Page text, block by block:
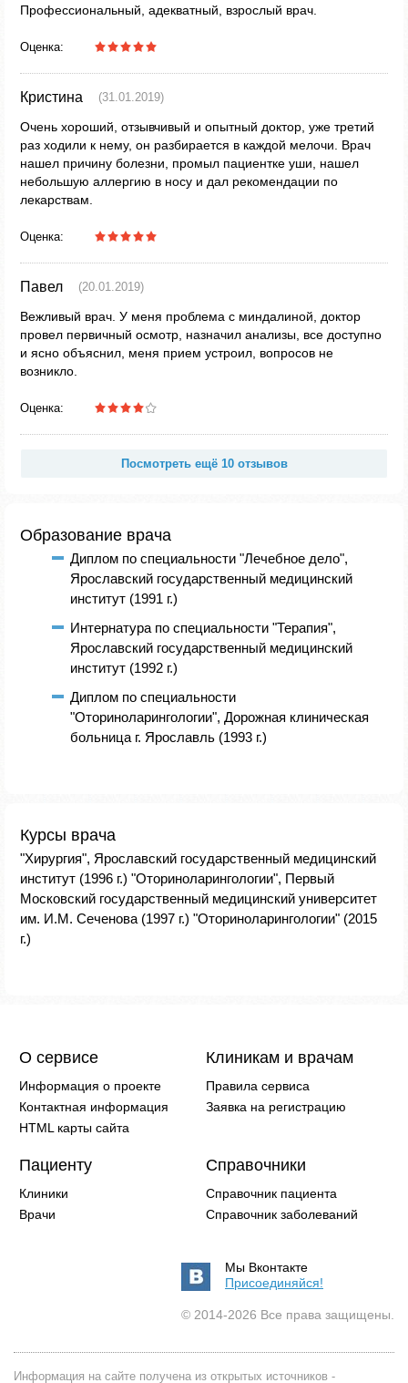
Профессиональный, адекватный, взрослый врач.
Оценка:
Кристина (31.01.2019)
Очень хороший, отзывчивый и опытный доктор, уже третий
раз ходили к нему, он разбирается в каждой мелочи. Врач
нашел причину болезни, промыл пациентке уши, нашел
небольшую аллергию в носу и дал рекомендации по
лекарствам.
Оценка:
Павел (20.01.2019)
Вежливый врач. У меня проблема с миндалиной, доктор
провел первичный осмотр, назначил анализы, все доступно
и ясно объяснил, меня прием устроил, вопросов не
возникло.
Оценка:
Посмотреть ещё 10 отзывов
Образование врача
Диплом по специальности "Лечебное дело",
Ярославский государственный медицинский
институт (1991 г.)
Интернатура по специальности "Терапия",
Ярославский государственный медицинский
институт (1992 г.)
Диплом по специальности
"Оториноларингологии", Дорожная клиническая
больница г. Ярославль (1993 г.)
Курсы врача
"Хирургия", Ярославский государственный медицинский
институт (1996 г.) "Оториноларингологии", Первый
Московский государственный медицинский университет
им. И.М. Сеченова (1997 г.) "Оториноларингологии" (2015
г.)
О сервисе
Информация о проекте
Контактная информация
HTML карты сайта
Клиникам и врачам
Правила сервиса
Заявка на регистрацию
Пациенту
Клиники
Врачи
Справочники
Справочник пациента
Справочник заболеваний
Мы Вконтакте
Присоединяйся!
© 2014-2026 Все права защищены.
Информация на сайте получена из открытых источников -